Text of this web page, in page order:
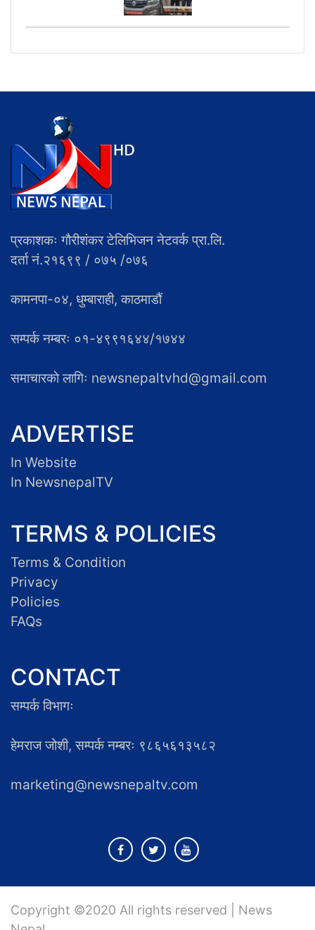
प्रकाशकः गौरीशंकर टेलिभिजन नेटवर्क प्रा.लि.
दर्ता नं.२१६९९ / ०७५ /०७६
कामनपा-०४, धुम्बाराही, काठमाडौं
सम्पर्क नम्बरः ०१-४९९१६४४/१७४४
समाचारकाे लागिः newsnepaltvhd@gmail.com
ADVERTISE
In Website
In NewsnepalTV
TERMS & POLICIES
Terms & Condition
Privacy
Policies
FAQs
CONTACT
सम्पर्क विभागः
हेमराज जोशी, सम्पर्क नम्बरः ९८६५६१३५८२
marketing@newsnepaltv.com
Copyright ©2020 All rights reserved | News